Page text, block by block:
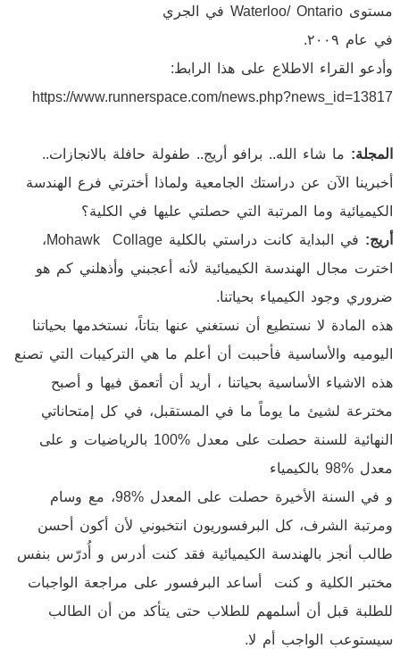
مستوى Waterloo/ Ontario في الجري
في عام ٢٠٠٩.
وأدعو القراء الاطلاع على هذا الرابط:
https://www.runnerspace.com/news.php?news_id=13817
المجلة: ما شاء الله.. برافو أريج.. طفولة حافلة بالانجازات..
أخبرينا الآن عن دراستك الجامعية ولماذا أخترتي فرع الهندسة
الكيميائية وما المرتبة التي حصلتي عليها في الكلية؟
أريج:
في البداية كانت دراستي بالكلية Mohawk Collage،
اخترت مجال الهندسة الكيميائية لأنه أعجبني وأذهلني كم هو
ضروري وجود الكيمياء بحياتنا.
هذه المادة لا نستطيع أن نستغني عنها بتاتاً، نستخدمها بحياتنا
اليوميه والأساسية فأحببت أن أعلم ما هي التركيبات التي تصنع
هذه الاشياء الأساسية بحياتنا ، أريد أن أتعمق فيها و أصبح
مخترعة لشيئ ما يوماً ما في المستقبل، في كل إمتحاناتي
النهائية للسنة حصلت على معدل %100 بالرياضيات و على
معدل %98 بالكيمياء
و في السنة الأخيرة حصلت على المعدل %98، مع وسام
ومرتبة الشرف، كل البرفسوريون انتخبوني لأن أكون أحسن
طالب أنجز بالهندسة الكيميائية فقد كنت أدرس و أُدرّس بنفس
مختبر الكلية و كنت أساعد البرفسور على مراجعة الواجبات
للطلبة قبل أن أسلمهم للطلاب حتى يتأكد من أن الطالب
سيستوعب الواجب أم لا.